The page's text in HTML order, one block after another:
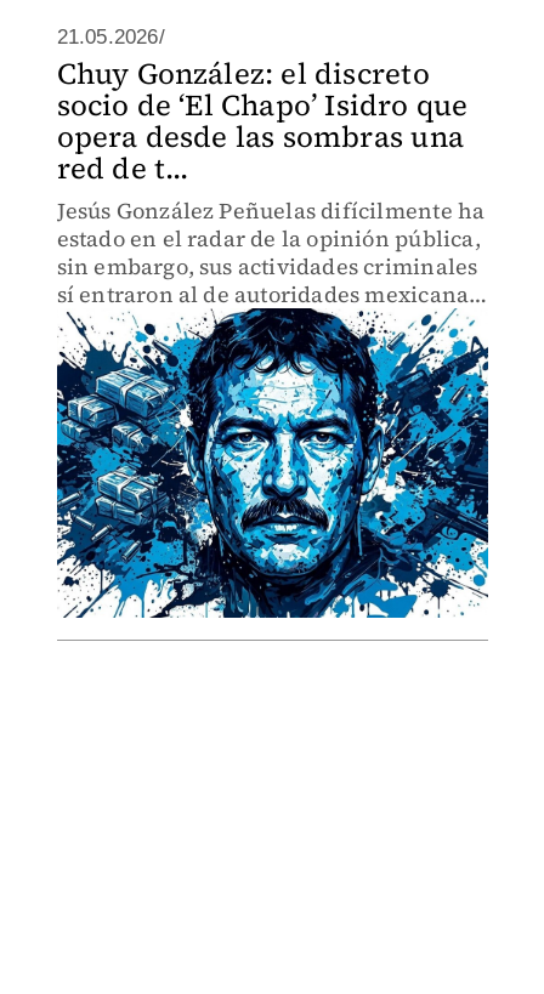
21.05.2026/
Chuy González: el discreto
socio de ‘El Chapo’ Isidro que
opera desde las sombras una
red de t...
Jesús González Peñuelas difícilmente ha
estado en el radar de la opinión pública,
sin embargo, sus actividades criminales
sí entraron al de autoridades mexicanas
y estadounidenses.